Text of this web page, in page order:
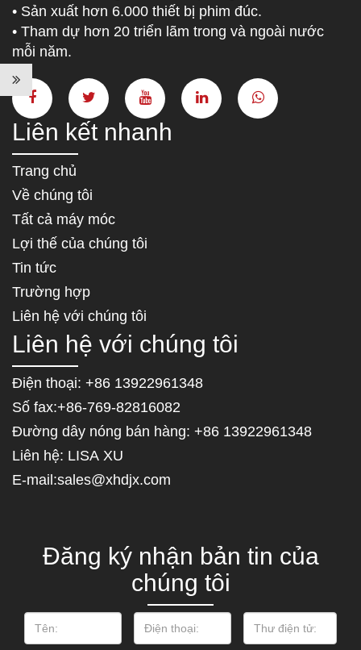
• Sản xuất hơn 6.000 thiết bị phim đúc.
• Tham dự hơn 20 triển lãm trong và ngoài nước
mỗi năm.
Liên kết nhanh
Trang chủ
Về chúng tôi
Tất cả máy móc
Lợi thế của chúng tôi
Tin tức
Trường hợp
Liên hệ với chúng tôi
Liên hệ với chúng tôi
Điện thoại: +86 13922961348
Số fax:+86-769-82816082
Đường dây nóng bán hàng: +86 13922961348
Liên hệ: LISA XU
E-mail:sales@xhdjx.com
Đăng ký nhận bản tin của
chúng tôi